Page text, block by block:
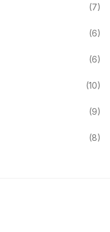
(7)
(6)
(6)
(10)
(9)
(8)